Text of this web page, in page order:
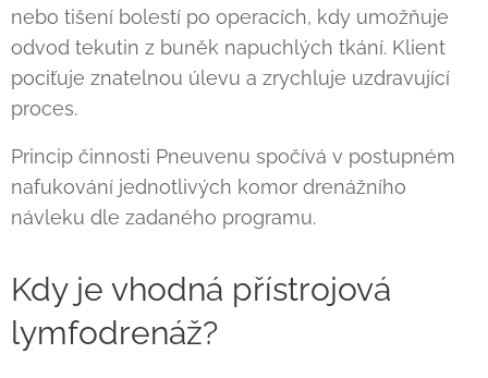
nebo tišení bolestí po operacích, kdy umožňuje
odvod tekutin z buněk napuchlých tkání. Klient
pociťuje znatelnou úlevu a zrychluje uzdravující
proces.
Princip činnosti Pneuvenu spočívá v postupném
nafukování jednotlivých komor drenážního
návleku dle zadaného programu.
Kdy je vhodná přístrojová
lymfodrenáž?